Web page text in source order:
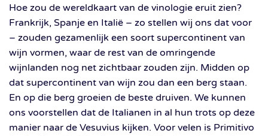
Hoe zou de wereldkaart van de vinologie eruit zien?
Frankrijk, Spanje en Italië – zo stellen wij ons dat voor
– zouden gezamenlijk een soort supercontinent van
wijn vormen, waar de rest van de omringende
wijnlanden nog net zichtbaar zouden zijn. Midden op
dat supercontinent van wijn zou dan een berg staan.
En op die berg groeien de beste druiven. We kunnen
ons voorstellen dat de Italianen in al hun trots op deze
manier naar de Vesuvius kijken. Voor velen is Primitivo